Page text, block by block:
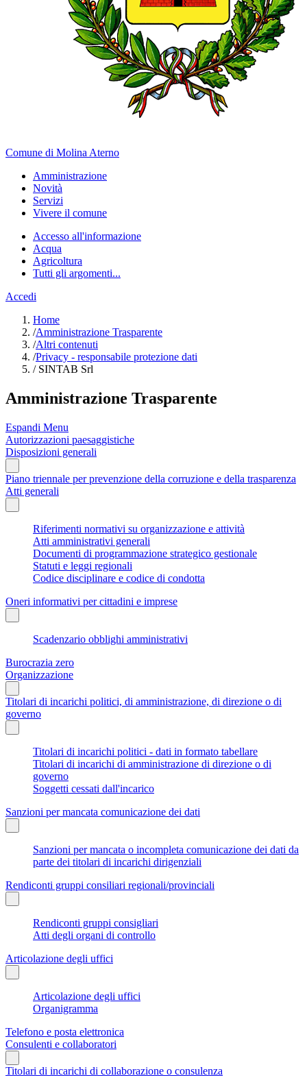
Comune di Molina Aterno
Amministrazione
Novità
Servizi
Vivere il comune
Accesso all'informazione
Acqua
Agricoltura
Tutti gli argomenti...
Accedi
Home
/Amministrazione Trasparente
/Altri contenuti
/Privacy - responsabile protezione dati
/SINTAB Srl
Amministrazione Trasparente
Espandi Menu
Autorizzazioni paesaggistiche
Disposizioni generali
Piano triennale per prevenzione della corruzione e della trasparenza
Atti generali
Riferimenti normativi su organizzazione e attività
Atti amministrativi generali
Documenti di programmazione strategico gestionale
Statuti e leggi regionali
Codice disciplinare e codice di condotta
Oneri informativi per cittadini e imprese
Scadenzario obblighi amministrativi
Burocrazia zero
Organizzazione
Titolari di incarichi politici, di amministrazione, di direzione o di
governo
Titolari di incarichi politici - dati in formato tabellare
Titolari di incarichi di amministrazione di direzione o di
governo
Soggetti cessati dall'incarico
Sanzioni per mancata comunicazione dei dati
Sanzioni per mancata o incompleta comunicazione dei dati da
parte dei titolari di incarichi dirigenziali
Rendiconti gruppi consiliari regionali/provinciali
Rendiconti gruppi consigliari
Atti degli organi di controllo
Articolazione degli uffici
Articolazione degli uffici
Organigramma
Telefono e posta elettronica
Consulenti e collaboratori
Titolari di incarichi di collaborazione o consulenza